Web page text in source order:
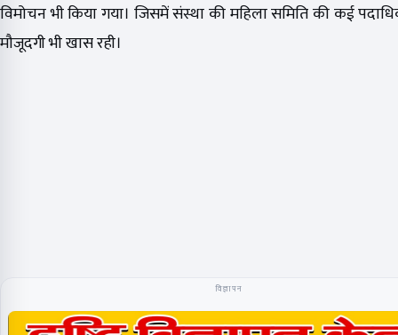
विमोचन भी किया गया। जिसमें संस्था की महिला समिति की कई
मौजूदगी भी खास रही।
विज्ञापन